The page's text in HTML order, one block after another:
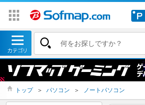
トップ ＞ パソコン ＞ ノートパソコン